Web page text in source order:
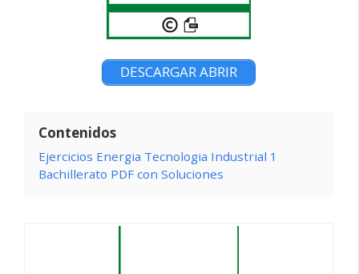
DESCARGAR ABRIR
Contenidos
Ejercicios Energia Tecnologia Industrial 1
Bachillerato PDF con Soluciones